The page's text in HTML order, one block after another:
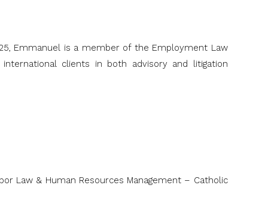
Emmanuel is a member of the Employment Law
clients in both advisory and litigation
Law & Human Resources Management – Catholic